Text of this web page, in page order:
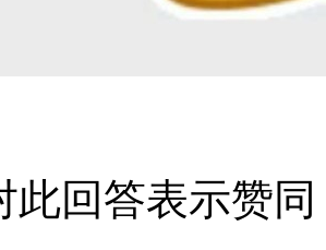
此回答表示赞同